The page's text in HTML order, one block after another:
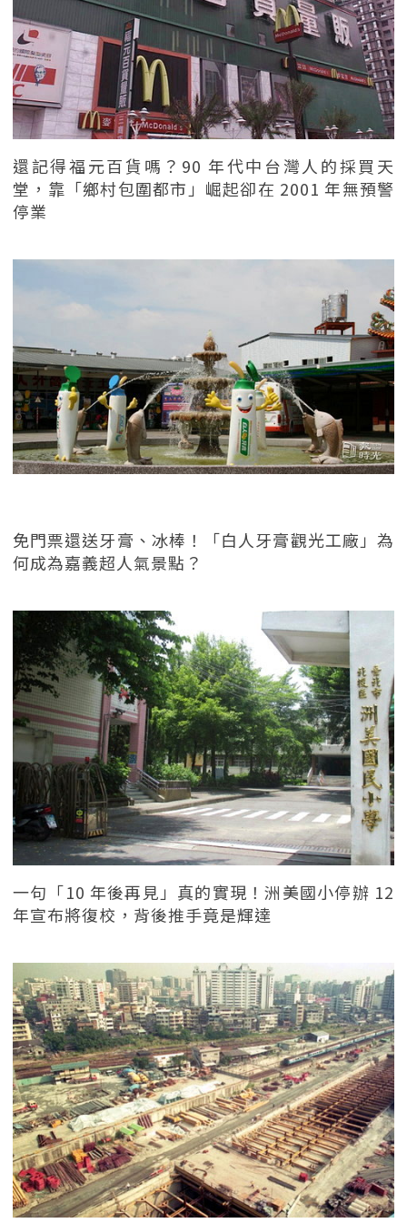
還記得福元百貨嗎？90 年代中台灣人的採買天
堂，靠「鄉村包圍都市」崛起卻在 2001 年無預警
停業
免門票還送牙膏、冰棒！「白人牙膏觀光工廠」為
何成為嘉義超人氣景點？
一句「10 年後再見」真的實現！洲美國小停辦 12
年宣布將復校，背後推手竟是輝達